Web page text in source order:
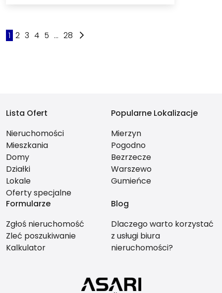
1 2 3 4 5 ... 28
Lista Ofert
Nieruchomości
Mieszkania
Domy
Działki
Lokale
Oferty specjalne
Popularne Lokalizacje
Mierzyn
Pogodno
Bezrzecze
Warszewo
Gumieńce
Formularze
Zgłoś nieruchomość
Zleć poszukiwanie
Kalkulator
Blog
Dlaczego warto korzystać
z usługi biura
nieruchomości?